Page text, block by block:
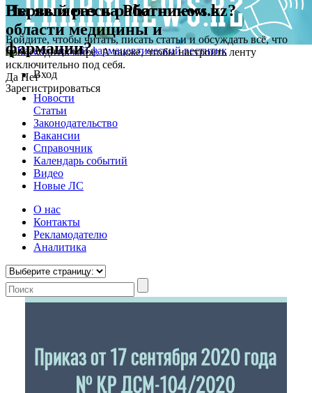
Первый раз на Pharmnews.kz?
Войдите, чтобы читать, писать статьи и обсуждать всё, что
происходит в мире. А также, чтобы настроить ленту
исключительно под себя.
Зарегистрироваться
Вы являетесь работником в
области медицины и
фармации?
Да НетВход
Новости
Статьи
Законодательство
Вакансии
Справочник
Календарь событий
Видео
Новые ЛС
О нас
Контакты
Рекламодателю
Аналитика